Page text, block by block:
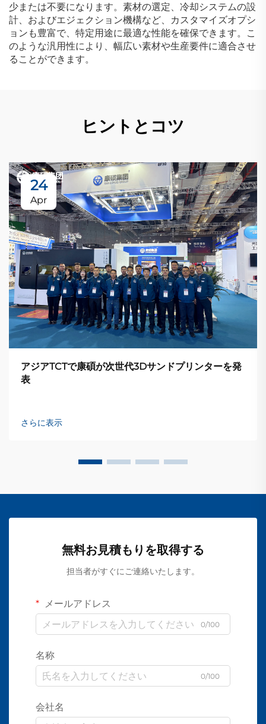
少または不要になります。素材の選定、冷却システムの設
計、およびエジェクション機構など、カスタマイズオプシ
ョンも豊富で、特定用途に最適な性能を確保できます。こ
のような汎用性により、幅広い素材や生産要件に適合させ
ることができます。
ヒントとコツ
24
Apr
アジアTCTで康碩が次世代3Dサンドプリンターを発
表
さらに表示
無料お見積もりを取得する
担当者がすぐにご連絡いたします。
メールアドレス
0/100
名称
0/100
会社名